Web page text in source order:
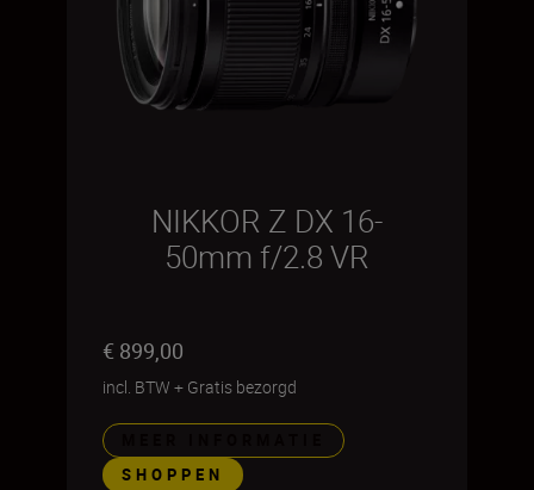
NIKKOR Z DX 16-
50mm f/2.8 VR
€ 899,00
incl. BTW + Gratis bezorgd
SHOPPEN